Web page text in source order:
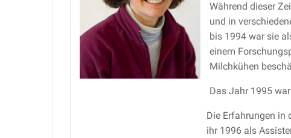
Während dieser
und in
bis 1994 war sie
einem
Milchkühen
Das Jahr 1995
Die Erfahrungen in
ihr 1996 als